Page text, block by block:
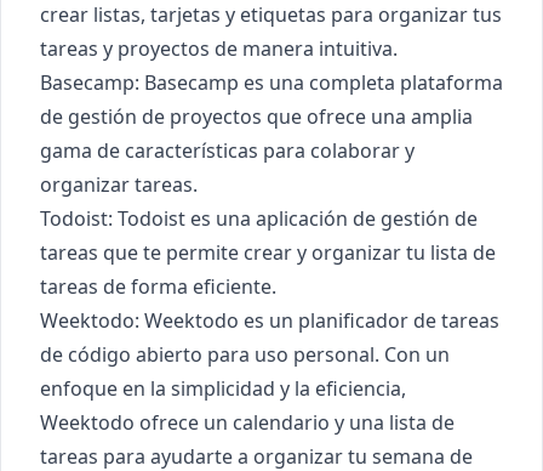
crear listas, tarjetas y etiquetas para organizar tus
tareas y proyectos de manera intuitiva.
Basecamp: Basecamp es una completa plataforma
de gestión de proyectos que ofrece una amplia
gama de características para colaborar y
organizar tareas.
Todoist: Todoist es una aplicación de gestión de
tareas que te permite crear y organizar tu lista de
tareas de forma eficiente.
Weektodo: Weektodo es un planificador de tareas
de código abierto para uso personal. Con un
enfoque en la simplicidad y la eficiencia,
Weektodo ofrece un calendario y una lista de
tareas para ayudarte a organizar tu semana de